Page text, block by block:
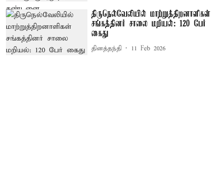
திருநெல்வேலியில் மாற்றுத்திறனாளிகள்
சங்கத்தினர் சாலை மறியல்: 120 பேர்
கைது
தினத்தந்தி 11 Feb 2026